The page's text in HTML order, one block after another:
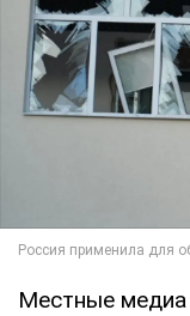
Местные медиа